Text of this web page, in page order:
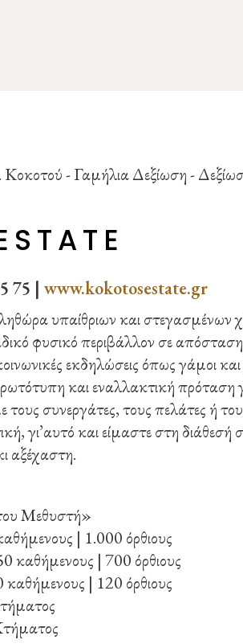
75 | www.kokotosestate.gr
υπαίθριων και στεγασμένων
φυσικό περιβάλλον σε
εκδηλώσεις όπως γάμοι
και εναλλακτική
συνεργάτες, τους πελάτες ή
γι’αυτό και είμαστε στη
αξέχαστη.
Μεθυστή»
| 1.000 όρθιους
καθήμενους | 700 όρθιους
| 120 όρθιους